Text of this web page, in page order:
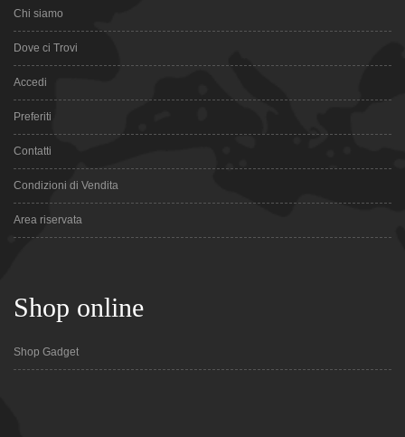
Chi siamo
Dove ci Trovi
Accedi
Preferiti
Contatti
Condizioni di Vendita
Area riservata
Shop online
Shop Gadget